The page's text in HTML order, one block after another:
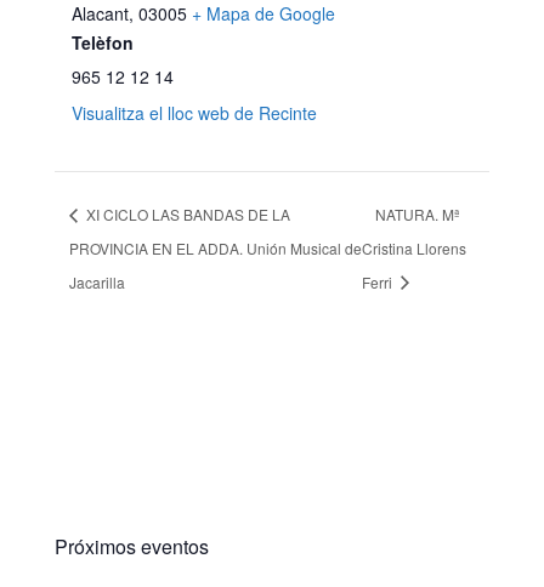
Alacant, 03005 + Mapa de Google
Telèfon
965 12 12 14
Visualitza el lloc web de Recinte
XI CICLO LAS BANDAS DE LA
PROVINCIA EN EL ADDA. Unión Musical de
Jacarilla
NATURA. Mª
Cristina Llorens
Ferri
Próximos eventos